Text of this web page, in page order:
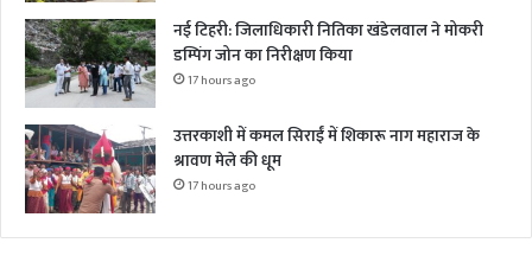
नई टिहरी: जिलाधिकारी नितिका खंडेलवाल ने मोकरी
डम्पिंग जोन का निरीक्षण किया
17 hours ago
उत्तरकाशी में कमल सिराईं में शिकारू नाग महाराज के
श्रावण मेले की धूम
17 hours ago